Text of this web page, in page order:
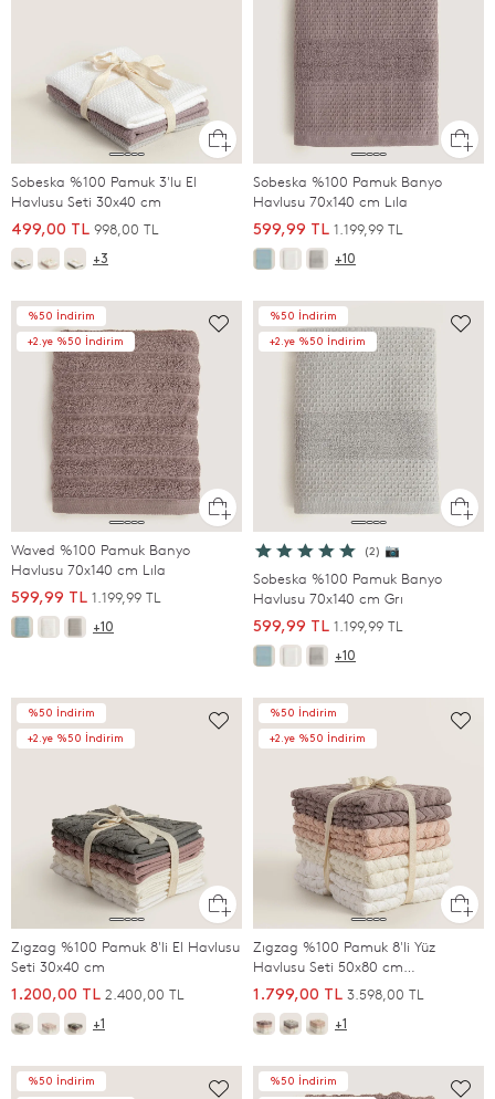
Sobeska %100 Pamuk 3'lu El
Havlusu Seti 30x40 cm
499,00 TL 998,00 TL
+3
Sobeska %100 Pamuk Banyo
Havlusu 70x140 cm Lıla
599,99 TL 1.199,99 TL
+10
%50 İndirim
+2.ye %50 İndirim
Waved %100 Pamuk Banyo
Havlusu 70x140 cm Lıla
599,99 TL 1.199,99 TL
+10
%50 İndirim
+2.ye %50 İndirim
(2) 📷
Sobeska %100 Pamuk Banyo
Havlusu 70x140 cm Grı
599,99 TL 1.199,99 TL
+10
%50 İndirim
+2.ye %50 İndirim
Zıgzag %100 Pamuk 8'li El Havlusu
Seti 30x40 cm
1.200,00 TL 2.400,00 TL
+1
%50 İndirim
+2.ye %50 İndirim
Zıgzag %100 Pamuk 8'li Yüz
Havlusu Seti 50x80 cm
Lila/Somon/Ekru/Beyaz
1.799,00 TL 3.598,00 TL
+1
%50 İndirim %50 İndirim